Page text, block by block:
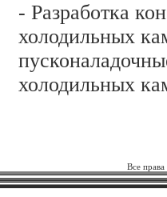
- Разработка
холодильных
холодильных
Все права